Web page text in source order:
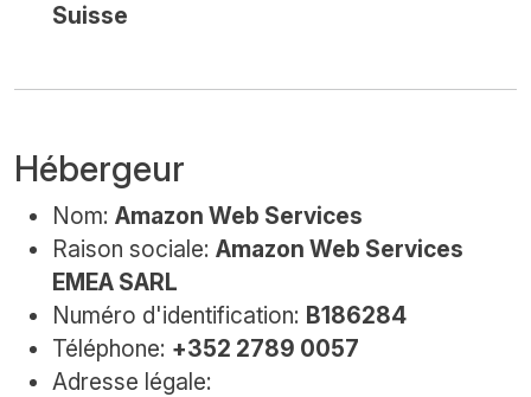
Suisse
Hébergeur
Nom: Amazon Web Services
Raison sociale: Amazon Web Services
EMEA SARL
Numéro d'identification: B186284
Téléphone: +352 2789 0057
Adresse légale: